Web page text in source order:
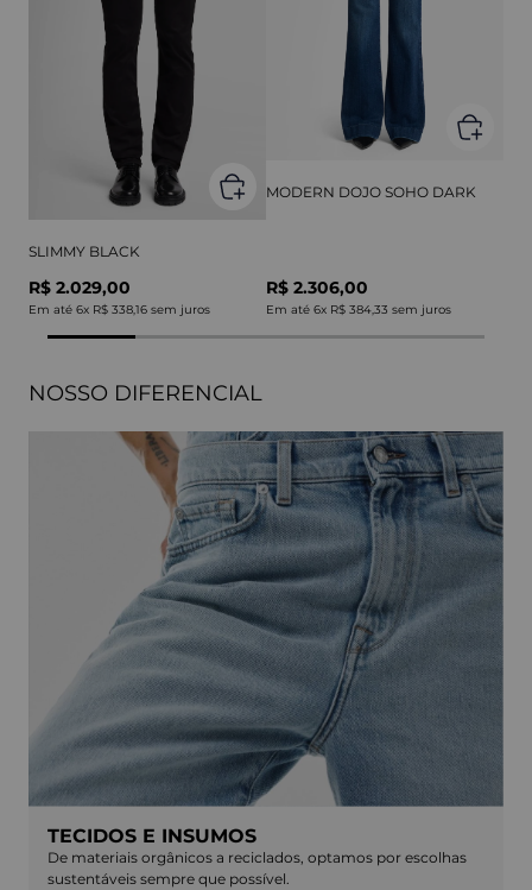
SLIMMY BLACK
R$ 2.029,00
Em até 6x R$ 338,16 sem juros
MODERN DOJO SOHO DARK
R$ 2.306,00
Em até 6x R$ 384,33 sem juros
NOSSO DIFERENCIAL
TECIDOS E INSUMOS
De materiais orgânicos a reciclados, optamos por escolhas
sustentáveis sempre que possível.